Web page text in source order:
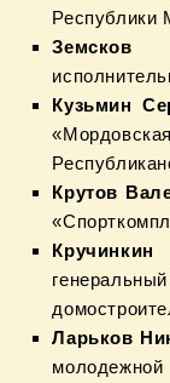
Республики
Земсков
Кузьмин
Крутов
Ларьков